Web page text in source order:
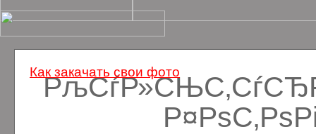
Как закачать свои фото